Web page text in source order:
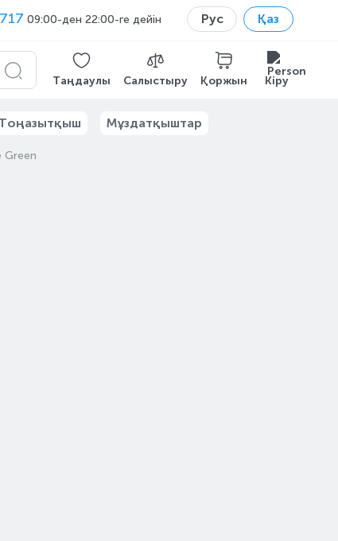
09:00-ден 22:00-ге дейін Рус Қаз
Таңдаулы Салыстыру Қоржын Кіру
Мұздатқыштар